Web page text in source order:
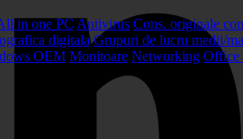
in one PC Antivirus Cons. originale
digitala Grupuri de lucru medii/
OEM Monitoare Networking Office